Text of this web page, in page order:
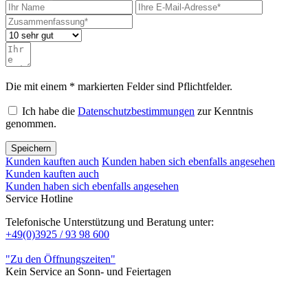
Die mit einem * markierten Felder sind Pflichtfelder.
Ich habe die Datenschutzbestimmungen zur Kenntnis
genommen.
Speichern
Kunden kauften auch Kunden haben sich ebenfalls angesehen
Kunden kauften auch
Kunden haben sich ebenfalls angesehen
Service Hotline
Telefonische Unterstützung und Beratung unter:
+49(0)3925 / 93 98 600
"Zu den Öffnungszeiten"
Kein Service an Sonn- und Feiertagen